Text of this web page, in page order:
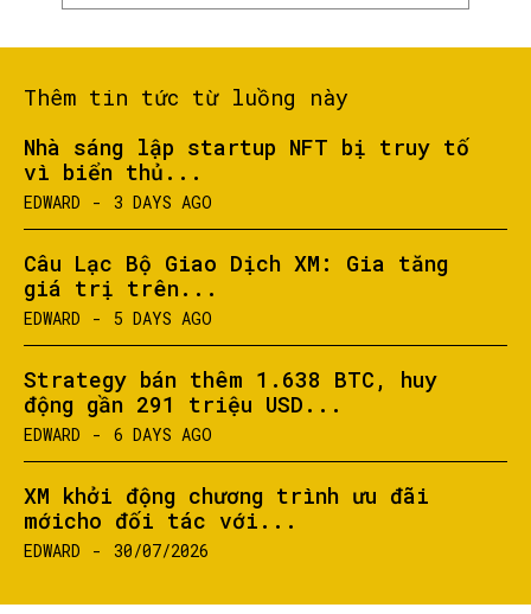
Thêm tin tức từ luồng này
Nhà sáng lập startup NFT bị truy tố
vì biển thủ...
EDWARD - 3 DAYS AGO
Câu Lạc Bộ Giao Dịch XM: Gia tăng
giá trị trên...
EDWARD - 5 DAYS AGO
Strategy bán thêm 1.638 BTC, huy
động gần 291 triệu USD...
EDWARD - 6 DAYS AGO
XM khởi động chương trình ưu đãi
mớicho đối tác với...
EDWARD - 30/07/2026